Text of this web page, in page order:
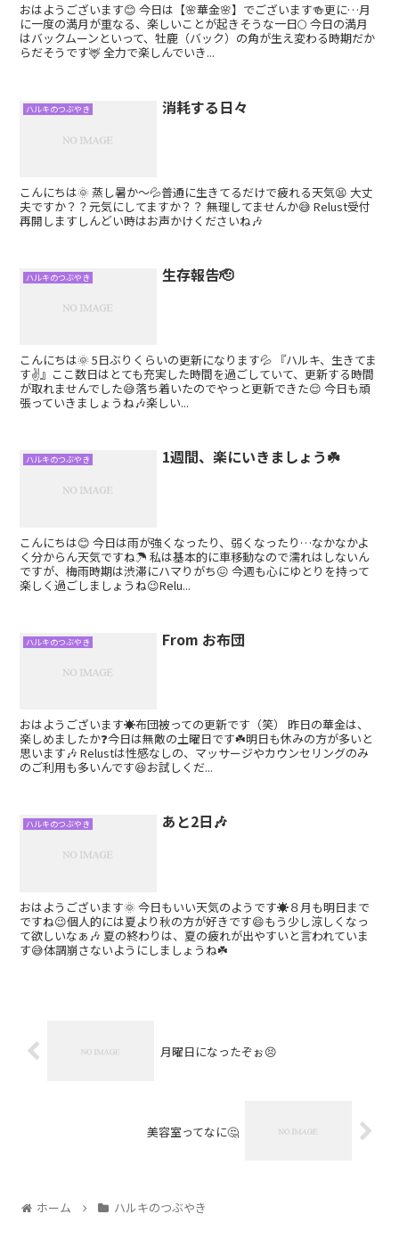
おはようございます😊 今日は【🌸華金🌸】でございます🍻更に…月
に一度の満月が重なる、楽しいことが起きそうな一日🌕 今日の満月
はバックムーンといって、牡鹿（バック）の角が生え変わる時期だか
らだそうです🦌 全力で楽しんでいき...
ハルキのつぶやき 消耗する日々
こんにちは🌞 蒸し暑か〜💦普通に生きてるだけで疲れる天気😫 大丈
夫ですか？？元気にしてますか？？ 無理してませんか😅 Relust受付
再開しますしんどい時はお声かけくださいね🎶
ハルキのつぶやき 生存報告🫡
こんにちは🌞 5日ぶりくらいの更新になります💦 『ハルキ、生きてま
す✌️』ここ数日はとても充実した時間を過ごしていて、更新する時間
が取れませんでした😅落ち着いたのでやっと更新できた😌 今日も頑
張っていきましょうね🎶楽しい...
ハルキのつぶやき 1週間、楽にいきましょう☘️
こんにちは😊 今日は雨が強くなったり、弱くなったり…なかなかよ
く分からん天気ですね☂️ 私は基本的に車移動なので濡れはしないん
ですが、梅雨時期は渋滞にハマりがち😖 今週も心にゆとりを持って
楽しく過ごしましょうね😉Relu...
ハルキのつぶやき From お布団
おはようございます☀布団被っての更新です（笑） 昨日の華金は、
楽しめましたか❓今日は無敵の土曜日です☘️明日も休みの方が多いと
思います🎶 Relustは性感なしの、マッサージやカウンセリングのみ
のご利用も多いんです😆お試しくだ...
ハルキのつぶやき あと2日🎶
おはようございます🌞 今日もいい天気のようです☀️８月も明日まで
ですね😉個人的には夏より秋の方が好きです😄もう少し涼しくなっ
て欲しいなぁ🎶 夏の終わりは、夏の疲れが出やすいと言われていま
す😅体調崩さないようにしましょうね☘️
月曜日になったぞぉ😣
美容室ってなに🤔
ホーム ハルキのつぶやき